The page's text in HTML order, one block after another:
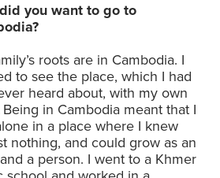
you want to go to
roots are in Cambodia. I
to see the place, which I had
heard about, with my own
in Cambodia meant that I
in a place where I knew
nothing, and could grow as an
a person. I went to a Khmer